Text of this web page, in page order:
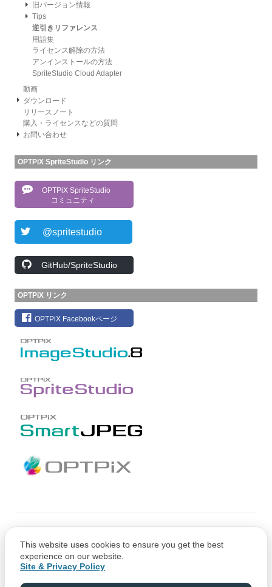
旧バージョン情報
Tips
逆引きリファレンス
用語集
ライセンス解除の方法
アンインストールの方法
SpriteStudio Cloud Adapter
動画
ダウンロード
リリースノート
購入・ライセンスなどの質問
お問い合わせ
OPTPiX SpriteStudio リンク
OPTPiX SpriteStudio
コミュニティ
@spritestudio
GitHub/SpriteStudio
OPTPiX リンク
OPTPiX Facebookページ
Copyright © 1991-2021 Web Technology Corp.
This website uses cookies to ensure you get the best
experience on our website.
Site & Privacy Policy